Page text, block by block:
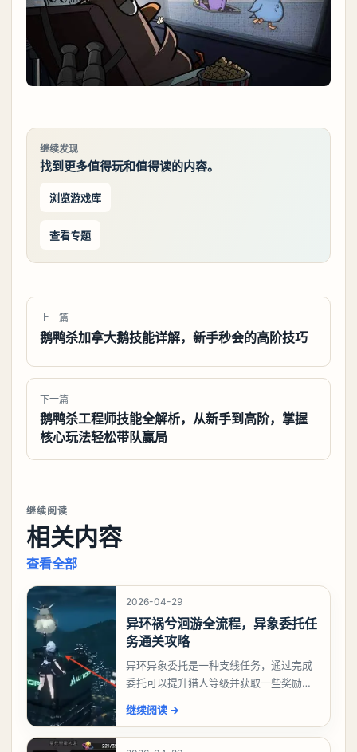
继续发现
找到更多值得玩和值得读的内容。
浏览游戏库
查看专题
上一篇
鹅鸭杀加拿大鹅技能详解，新手秒会的高阶技巧
下一篇
鹅鸭杀工程师技能全解析，从新手到高阶，掌握
核心玩法轻松带队赢局
继续阅读
相关内容
查看全部
2026-04-29
异环祸兮洄游全流程，异象委托任
务通关攻略
异环异象委托是一种支线任务，通过完成
委托可以提升猎人等级并获取一些奖励，
么做，下面就来告诉大家。异环异象委托
祸兮洄游任务攻略
继续阅读 →